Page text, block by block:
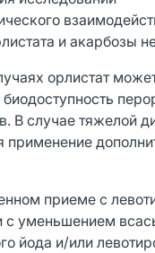
и акарбозы
орлистат
В случае тяжелой
применение
приеме с
с уменьшением
йода и/или